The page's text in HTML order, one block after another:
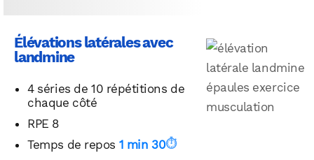
Élévations latérales avec
landmine
4 séries de 10 répétitions de
chaque côté
RPE 8
Temps de repos 1 min 30